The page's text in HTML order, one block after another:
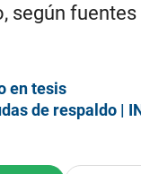
en tesis
de respaldo |